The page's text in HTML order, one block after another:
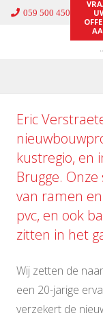
059 500 450
Eric
kustregio, en
Brugge.
van ramen
pvc, en ook
zitten in het
Wij zetten de
een 20-jarige
verzekert de